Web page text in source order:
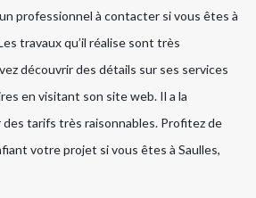
professionnel à contacter si vous êtes à
travaux qu’il réalise sont très
découvrir des détails sur ses services
en visitant son site web. Il a la
tarifs très raisonnables. Profitez de
votre projet si vous êtes à Saulles,